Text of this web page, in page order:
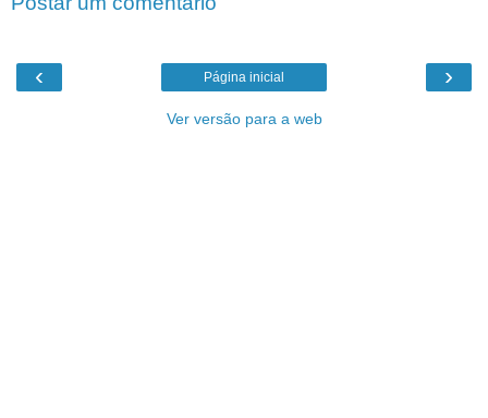
‹ ›
Página inicial
Ver versão para a web